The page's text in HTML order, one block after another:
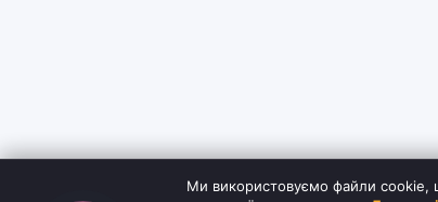
Ми використовуємо файли cookie,